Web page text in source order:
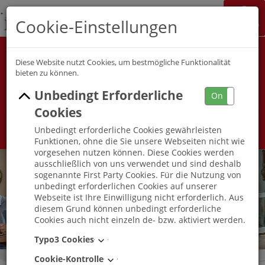
Jobchannel
Job Map
Alle Berufsfelder Alle Berufe
Umkreis
Cookie-Einstellungen
Diese Website nutzt Cookies, um bestmögliche Funktionalität
bieten zu können.
Unbedingt Erforderliche
Cookies
On
Unbedingt erforderliche Cookies gewährleisten
Funktionen, ohne die Sie unsere Webseiten nicht wie
vorgesehen nutzen können. Diese Cookies werden
ausschließlich von uns verwendet und sind deshalb
sogenannte First Party Cookies. Für die Nutzung von
unbedingt erforderlichen Cookies auf unserer
Webseite ist Ihre Einwilligung nicht erforderlich. Aus
diesem Grund können unbedingt erforderliche
Cookies auch nicht einzeln de- bzw. aktiviert werden.
Typo3 Cookies
Cookie-Kontrolle